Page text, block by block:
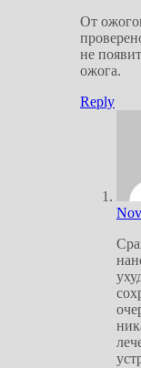
От
не
ожога.
Reply